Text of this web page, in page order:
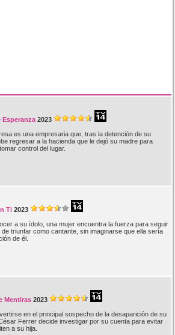
Esperanza 2023
es una empresaria que, tras la detención de su
regresar a la hacienda que le dejó su madre para
control del lugar.
Ti 2023
a su ídolo, una mujer encuentra la fuerza para seguir
triunfar como cantante, sin imaginarse que ella sería
de él.
Mentiras 2023
en el principal sospecho de la desaparición de su
Ferrer decide investigar por su cuenta para evitar
a su hija.